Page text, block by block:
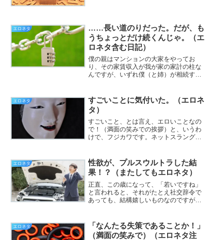
（挨拶）。と、いうわけで...
エロネタ
……長い道のりだった。だが、も
うちょっとだけ続くんじゃ。（エ
ロネタ含む日記）
僕の親はマンションの大家をやってお
り、その家賃収入が我が家の家計の柱な
んですが、いずれ僕（と姉）が相続する
た（挨拶）。と、いうわけで、フジカワ
です。各カードの今月の請求...
エロネタ
すごいことに気付いた。（エロネ
タ）
すごいこと、とは言え、エロいことなの
で！（満面の笑みでの挨拶）と、いうわ
けで、フジカワです。ネットスラング的
ら、「ﾌｧｯ!? ﾌｨｯ!? ﾌｭｯ!? ﾌｪｯ!?」...
エロネタ
性欲が、プルスウルトラした結
果！？（またしてもエロネタ）
正直、この歳になって、「若いですね」
と言われると、それがたとえ社交辞令で
あっても、結構嬉しいものなのですが。
けで、フジカワです。植物とかもそうで
すが、肥料のやり過ぎは、...
エロネタ
「なんたる失策であることか！」
（満面の笑みで）（エロネタ注